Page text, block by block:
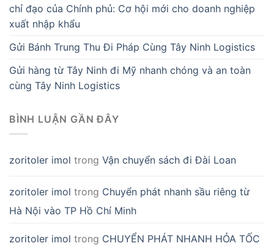
chỉ đạo của Chính phủ: Cơ hội mới cho doanh nghiệp
xuất nhập khẩu
Gửi Bánh Trung Thu Đi Pháp Cùng Tây Ninh Logistics
Gửi hàng từ Tây Ninh đi Mỹ nhanh chóng và an toàn
cùng Tây Ninh Logistics
BÌNH LUẬN GẦN ĐÂY
zoritoler imol trong Vận chuyển sách đi Đài Loan
zoritoler imol trong Chuyển phát nhanh sầu riêng từ
Hà Nội vào TP Hồ Chí Minh
zoritoler imol trong CHUYỂN PHÁT NHANH HỎA TỐC